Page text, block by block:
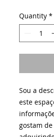
Quantity *
Sou a
este
gostam